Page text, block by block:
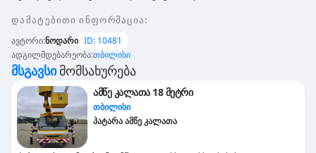
დამატებითი ინფორმაცია:
ავტორი:ნოდარი ID: 10481
ადგილმდებარეობა:თბილისი
Მსგავსი Მომსახურება
ამწე კალათა 18 მეტრი
თბილისი
პატარა ამწე კალათა